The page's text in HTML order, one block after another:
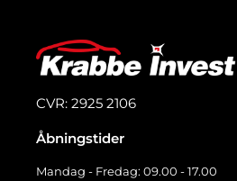
CVR: 2925 2106
Åbningstider
Mandag - Fredag: 09.00 - 17.00